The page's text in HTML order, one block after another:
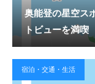
奥能登の星空ス
トビューを満喫
宿泊・交通・生活